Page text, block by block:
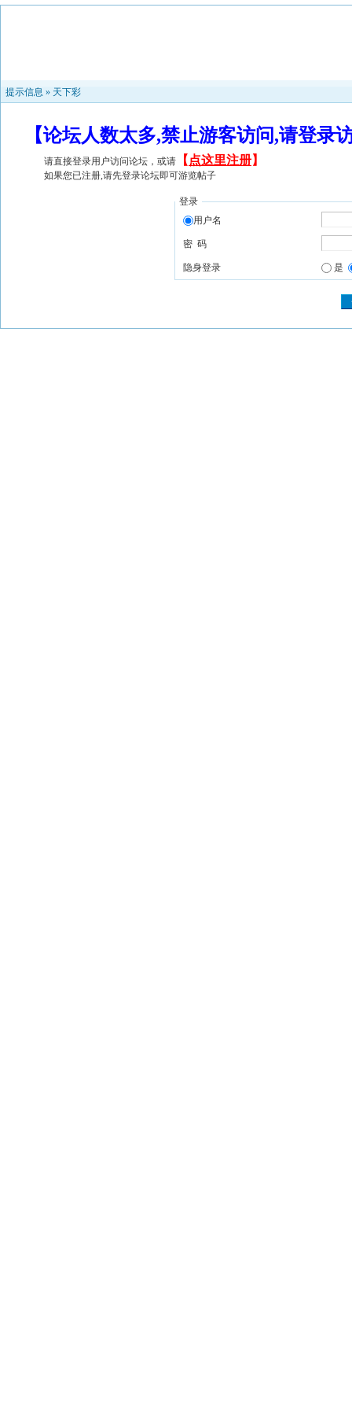
提示信息 » 天下彩
【论坛人数太多,禁止游客访问,请登
请直接登录用户访问论坛，或请 【 点这里注册】
如果您已注册,请先登录论坛即可游览帖子
登录
用户名
密 码
隐身登录 是